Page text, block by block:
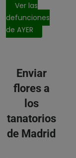
Ver las
defunciones
de AYER
Enviar
flores a
los
tanatorios
de Madrid